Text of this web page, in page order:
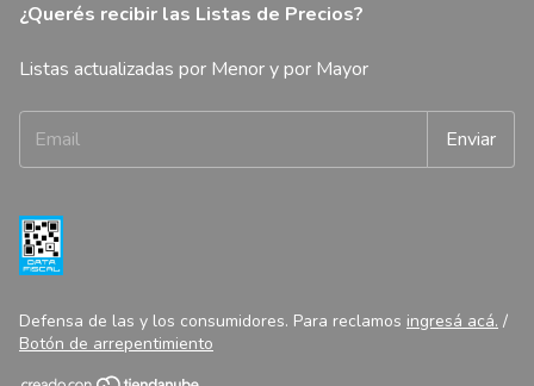
¿Querés recibir las Listas de Precios?
Listas actualizadas por Menor y por Mayor
Defensa de las y los consumidores. Para reclamos ingresá acá. /
Botón de arrepentimiento